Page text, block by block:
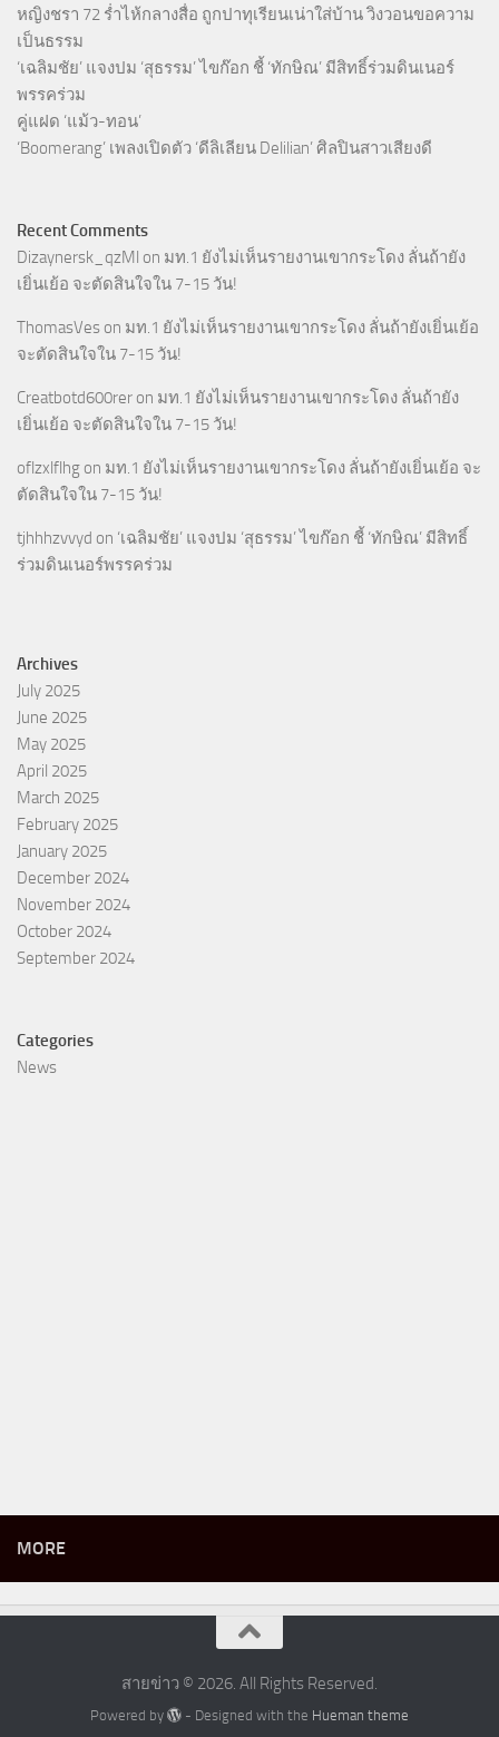
หญิงชรา 72 ร่ำไห้กลางสื่อ ถูกปาทุเรียนเน่าใส่บ้าน วิงวอนขอความ
เป็นธรรม
‘เฉลิมชัย’ แจงปม ‘สุธรรม’ ไขก๊อก ชี้ ‘ทักษิณ’ มีสิทธิ์ร่วมดินเนอร์
พรรคร่วม
คู่แฝด ‘แม้ว-ทอน’
‘Boomerang’ เพลงเปิดตัว ‘ดีลิเลียน Delilian’ ศิลปินสาวเสียงดี
Recent Comments
Dizaynersk_qzMl on มท.1 ยังไม่เห็นรายงานเขากระโดง ลั่นถ้ายัง
เยิ่นเย้อ จะตัดสินใจใน 7-15 วัน!
ThomasVes on มท.1 ยังไม่เห็นรายงานเขากระโดง ลั่นถ้ายังเยิ่นเย้อ
จะตัดสินใจใน 7-15 วัน!
Creatbotd600rer on มท.1 ยังไม่เห็นรายงานเขากระโดง ลั่นถ้ายัง
เยิ่นเย้อ จะตัดสินใจใน 7-15 วัน!
oflzxlflhg on มท.1 ยังไม่เห็นรายงานเขากระโดง ลั่นถ้ายังเยิ่นเย้อ จะ
ตัดสินใจใน 7-15 วัน!
tjhhhzvvyd on ‘เฉลิมชัย’ แจงปม ‘สุธรรม’ ไขก๊อก ชี้ ‘ทักษิณ’ มีสิทธิ์
ร่วมดินเนอร์พรรคร่วม
Archives
July 2025
June 2025
May 2025
April 2025
March 2025
February 2025
January 2025
December 2024
November 2024
October 2024
September 2024
Categories
News
MORE
สายข่าว © 2026. All Rights Reserved.
Powered by - Designed with the Hueman theme